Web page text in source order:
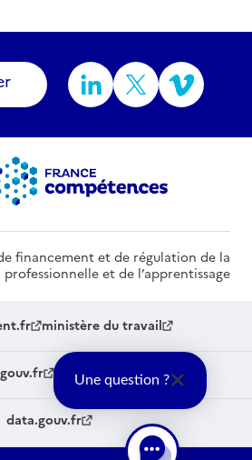
financement et de régulation de la
et de l’apprentissage
ministère du travail
service-public.fr
data.gouv.fr
Une question ?